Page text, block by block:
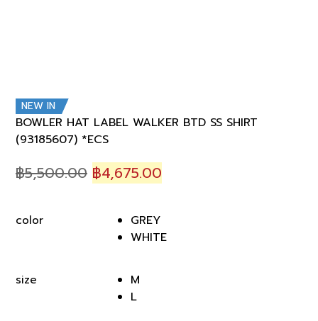
NEW IN
BOWLER HAT LABEL WALKER BTD SS SHIRT
(93185607) *ECS
฿5,500.00 Original
was:
฿5,500.00.
฿4,675.00
฿4,675.00.
color
GREY
WHITE
size
M
L